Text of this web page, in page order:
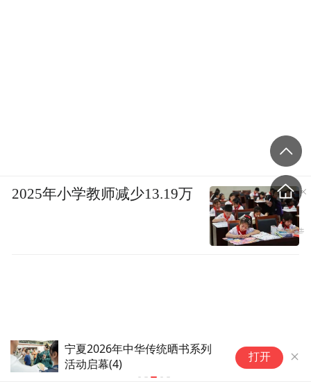
宁夏2026年中华传统晒书系列
活动启幕(4)
声
打开
2025年小学教师减少13.19万